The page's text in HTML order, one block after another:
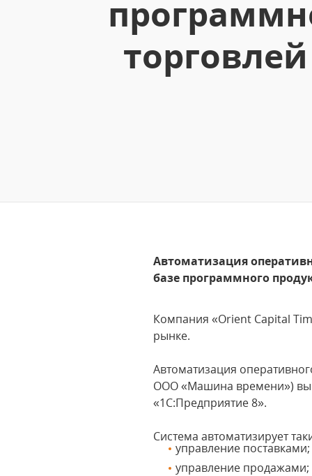
Автоматизация
базе программного
Компания «Orient Capital
рынке.
Автоматизация
ООО «Машина времени»)
«1С:Предприятие 8».
Система автоматизирует
управление поставками;
управление продажами;